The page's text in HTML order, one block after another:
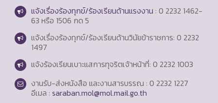
แจ้งเรื่องร้องทุกข์/ร้องเรียนด้านแรงงาน : 0 2232 1462-
63 หรือ 1506 กด 5
แจ้งเรื่องร้องทุกข์/ร้องเรียนด้านวินัยข้าราชการ: 0 2232
1497
แจ้งร้องเรียนเบาะแสการทุจริตเจ้าหน้าที่: 0 2232 1003
งานรับ-ส่งหนังสือ และงานสารบรรณ : 0 2232 1227
อีเมล : saraban.mol@mol.mail.go.th